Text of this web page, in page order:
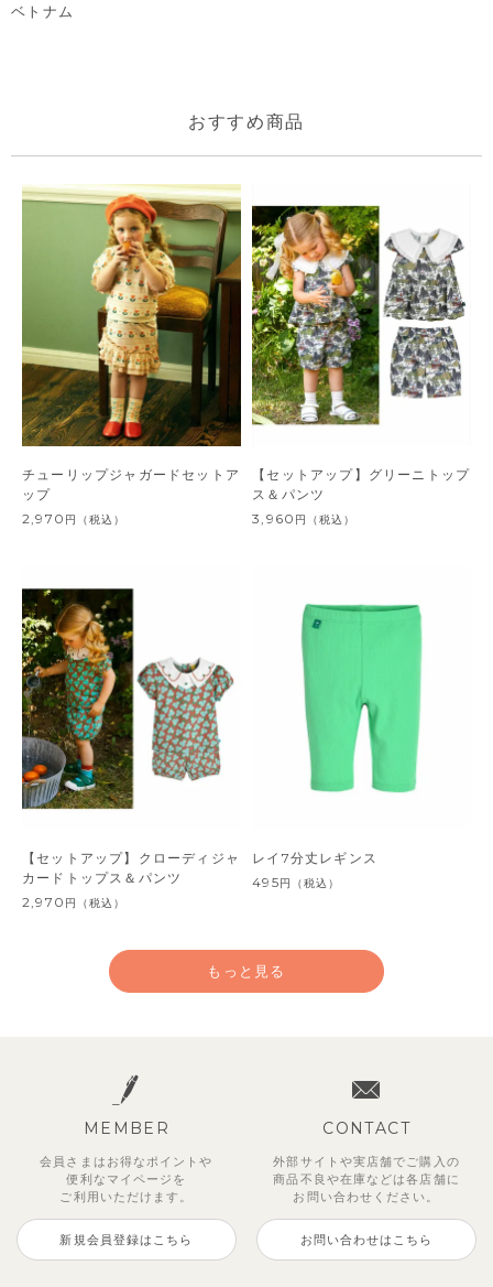
ベトナム
おすすめ商品
チューリップジャガードセットア
ップ
2,970 円 （税込）
【セットアップ】グリーニトップ
ス＆パンツ
3,960 円 （税込）
【セットアップ】クローディジャ
カードトップス＆パンツ
2,970 円 （税込）
レイ7分丈レギンス
495円 （税込）
もっと見る
MEMBER
会員さまはお得なポイントや
便利な マイページを
ご利用いただけます。
新規会員登録はこちら
CONTACT
外部サイトや実店舗でご購入の
商品不良や在庫などは各店舗に
お問い合わせください。
お問い合わせはこちら